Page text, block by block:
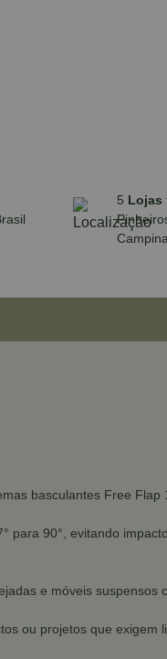
5 Lojas
basculantes Free Flap
para 90°, evitando
e móveis suspensos
ou projetos que exigem